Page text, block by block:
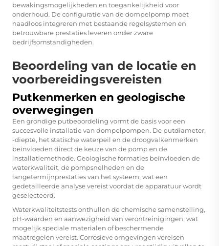
bewakingsmogelijkheden en toegankelijkheid voor
onderhoud. De configuratie van de dompelpomp moet
naadloos integreren met bestaande regelsystemen en
betrouwbare prestaties leveren onder zware
bedrijfsomstandigheden.
Beoordeling van de locatie en
voorbereidingsvereisten
Putkenmerken en geologische
overwegingen
Een grondige putbeoordeling vormt de basis voor een
succesvolle installatie van dompelpompen. De putdiameter,
-diepte, het statische waterpeil en de droogvalkenmerken
beïnvloeden direct de keuze van de pomp en de
installatiemethode. Geologische formaties beïnvloeden de
waterkwaliteit, de pompsnelheden en de
langetermijnprestaties van het systeem, wat een
gedetailleerde analyse vereist voordat de apparatuur wordt
geselecteerd.
Waterkwaliteitstests onthullen de chemische samenstelling,
pH-waarden en aanwezigheid van verontreinigingen, wat
mogelijk speciale materialen of beschermende
maatregelen vereist. Corrosieve omgevingen vereisen